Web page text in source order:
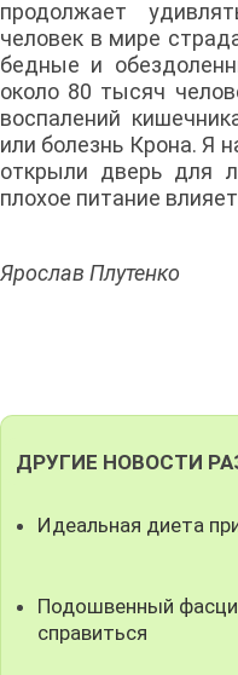
продолжает
человек в мире
бедные и
около 80 тысяч
воспалений
или болезнь Крона. Я
открыли дверь для
плохое питание
Ярослав Плутенко
ДРУГИЕ НОВОСТИ
Идеальная диета
Подошвенный
справиться